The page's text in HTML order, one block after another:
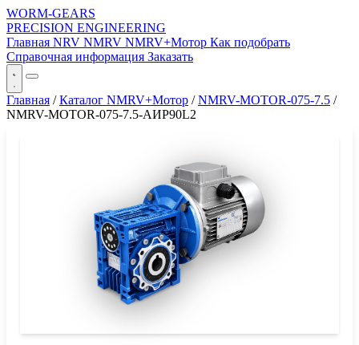
WORM-GEARS
PRECISION ENGINEERING
Главная NRV NMRV NMRV+Мотор Как подобрать
Справочная информация Заказать
Главная / Каталог NMRV+Мотор / NMRV-MOTOR-075-7.5 /
NMRV-MOTOR-075-7.5-АИР90L2